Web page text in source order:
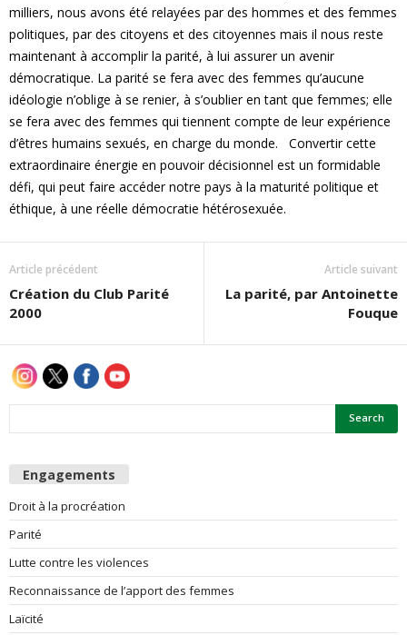
milliers, nous avons été relayées par des hommes et des femmes
politiques, par des citoyens et des citoyennes mais il nous reste
maintenant à accomplir la parité, à lui assurer un avenir
démocratique. La parité se fera avec des femmes qu’aucune
idéologie n’oblige à se renier, à s’oublier en tant que femmes; elle
se fera avec des femmes qui tiennent compte de leur expérience
d’êtres humains sexués, en charge du monde. Convertir cette
extraordinaire énergie en pouvoir décisionnel est un formidable
défi, qui peut faire accéder notre pays à la maturité politique et
éthique, à une réelle démocratie hétérosexuée.
Article précédent
Création du Club Parité
2000
Article suivant
La parité, par Antoinette
Fouque
Engagements
Droit à la procréation
Parité
Lutte contre les violences
Reconnaissance de l’apport des femmes
Laïcité